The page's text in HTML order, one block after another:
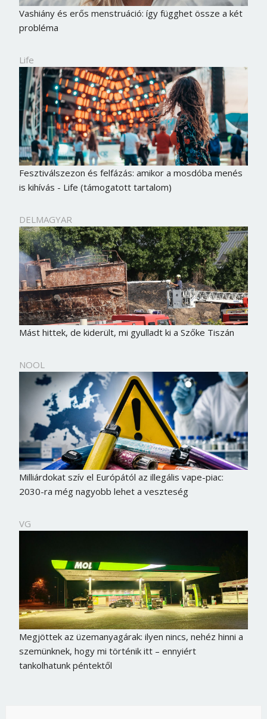
Vashiány és erős menstruáció: így függhet össze a két
probléma
Life
Fesztiválszezon és felfázás: amikor a mosdóba menés
is kihívás - Life (támogatott tartalom)
DELMAGYAR
Mást hittek, de kiderült, mi gyulladt ki a Szőke Tiszán
NOOL
Milliárdokat szív el Európától az illegális vape-piac:
2030-ra még nagyobb lehet a veszteség
VG
Megjöttek az üzemanyagárak: ilyen nincs, nehéz hinni a
szemünknek, hogy mi történik itt – ennyiért
tankolhatunk péntektől